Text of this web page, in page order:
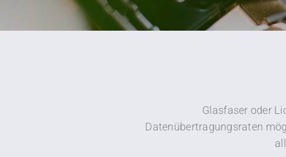
Glasfaser oder
Datenübertragungsraten